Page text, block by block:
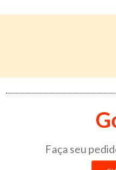
Faça seu